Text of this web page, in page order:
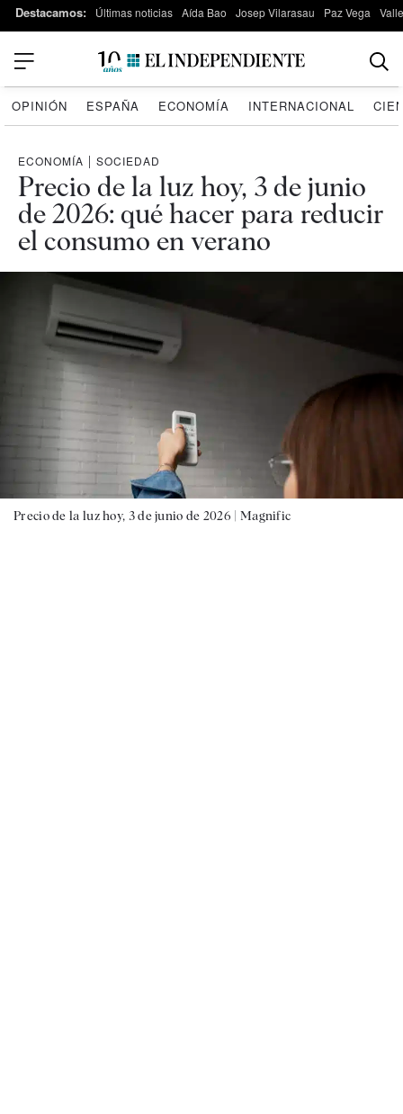
Destacamos: Últimas noticias Aída Bao Josep Vilarasau Paz Vega
OPINIÓN ESPAÑA ECONOMÍA INTERNACIONAL
ECONOMÍA | SOCIEDAD
Precio de la luz hoy, 3 de junio
de 2026: qué hacer para reducir
el consumo en verano
Precio de la luz hoy, 3 de junio de 2026 | Magnific